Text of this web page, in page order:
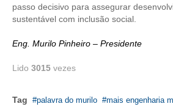
CONTATO
CURSOS
ENGENHEIRO EMPREENDEDOR
passo decisivo para assegurar
sustentável com inclusão social.
Eng. Murilo Pinheiro – Presidente
Lido 3015 vezes
Tag palavra do murilo mais engenharia